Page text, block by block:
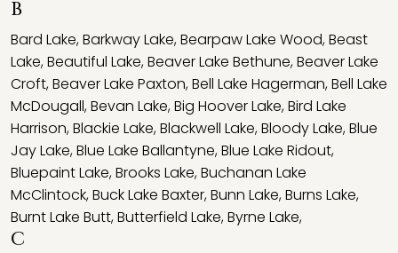
B
Bard Lake,Barkway Lake,Bearpaw Lake Wood,Beast
Lake,Beautiful Lake,Beaver Lake Bethune,Beaver Lake
Croft,Beaver Lake Paxton,Bell Lake Hagerman,Bell Lake
McDougall,Bevan Lake,Big Hoover Lake,Bird Lake
Harrison,Blackie Lake,Blackwell Lake,Bloody Lake,Blue
Jay Lake,Blue Lake Ballantyne,Blue Lake Ridout,
Bluepaint Lake,Brooks Lake,Buchanan Lake
McClintock,Buck Lake Baxter,Bunn Lake,Burns Lake,
Burnt Lake Butt,Butterfield Lake,Byrne Lake,
C